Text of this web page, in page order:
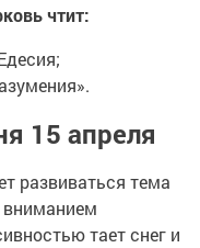
чтит:
15 апреля
развиваться тема
вниманием
тает снег и